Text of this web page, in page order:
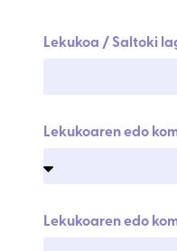
Lekukoa / Saltoki
Lekukoaren edo
Lekukoaren edo